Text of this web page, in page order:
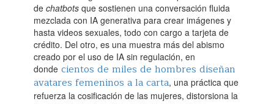
de chatbots que sostienen una conversación fluida
mezclada con IA generativa para crear imágenes y
hasta videos sexuales, todo con cargo a tarjeta de
crédito. Del otro, es una muestra más del abismo
creado por el uso de IA sin regulación, en
donde cientos de miles de hombres diseñan
avatares femeninos a la carta, una práctica que
refuerza la cosificación de las mujeres, distorsiona la